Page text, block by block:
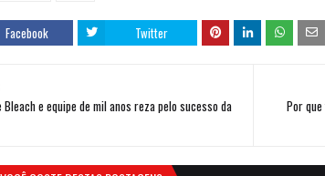
Facebook Twitter
Por
Bleach e equipe de mil anos reza pelo sucesso da